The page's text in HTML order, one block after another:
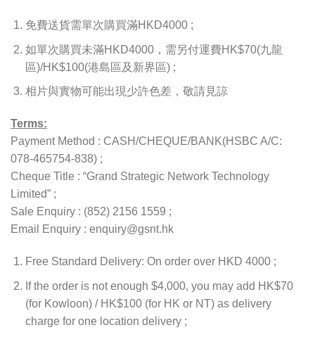
免費送貨需單次購買滿HKD4000 ;
如單次購買未滿HKD4000，需另付運費HK$70(九龍
區)/HK$100(港島區及新界區) ;
相片與實物可能出現少許色差，敬請見諒
Terms:
Payment Method : CASH/CHEQUE/BANK(HSBC A/C:
078-465754-838) ;
Cheque Title : “Grand Strategic Network Technology
Limited” ;
Sale Enquiry : (852) 2156 1559 ;
Email Enquiry : enquiry@gsnt.hk
Free Standard Delivery: On order over HKD 4000 ;
If the order is not enough $4,000, you may add HK$70
(for Kowloon) / HK$100 (for HK or NT) as delivery
charge for one location delivery ;